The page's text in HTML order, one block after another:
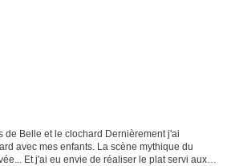
de Belle et le clochard Dernièrement j'ai
avec mes enfants. La scène mythique du
Et j'ai eu envie de réaliser le plat servi aux